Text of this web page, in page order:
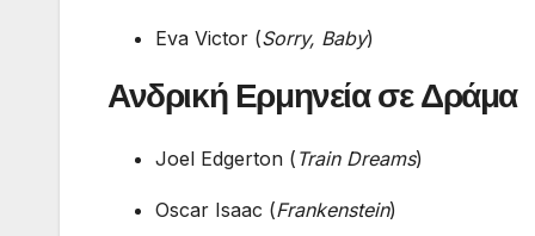
Eva Victor (Sorry, Baby)
Ανδρική Ερμηνεία σε Δράμα
Joel Edgerton ( Train Dreams)
Oscar Isaac (Frankenstein)